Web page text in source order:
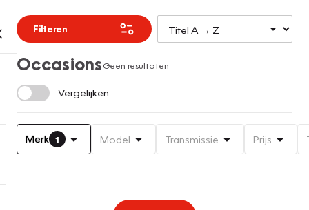
Filteren
OccasionsGeen resultaten
Vergelijken
Merk 1 Model Transmissie Prijs